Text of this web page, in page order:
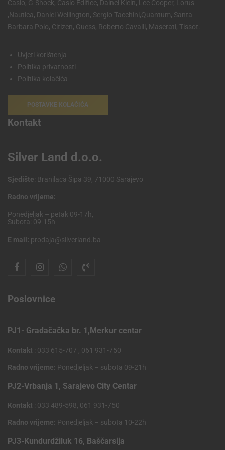
Casio, G-Shock, Casio Edifice, Dainel Klein, Lee Cooper, Lorus
,Nautica, Daniel Wellington, Sergio Tacchini,Quantum, Santa
Barbara Polo, Citizen, Guess, Roberto Cavalli, Maserati, Tissot.
Uvjeti korištenja
Politika privatnosti
Politika kolačića
POSTAVKE KOLAČIĆA
Kontakt
Silver Land d.o.o.
Sjedište: Branilaca Šipa 39, 71000 Sarajevo
Radno vrijeme:
Ponedjeljak – petak 09-17h,
Subota: 09-15h
E mail: prodaja@silverland.ba
Poslovnice
PJ1- Gradačačka br. 1,Merkur centar
Kontakt : 033 615-707 , 061 931-750
Radno vrijeme: Ponedjeljak – subota 09-21h
PJ2-Vrbanja 1, Sarajevo City Centar
Kontakt : 033 489-598, 061 931-750
Radno vrijeme: Ponedjeljak – subota 10-22h
PJ3-Kundurdžiluk 16, Baščarsija